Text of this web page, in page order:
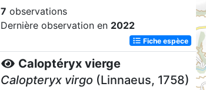
7 observations
Dernière observation en 2022
Fiche espèce
Caloptéryx vierge
Calopteryx virgo (Linnaeus, 1758)